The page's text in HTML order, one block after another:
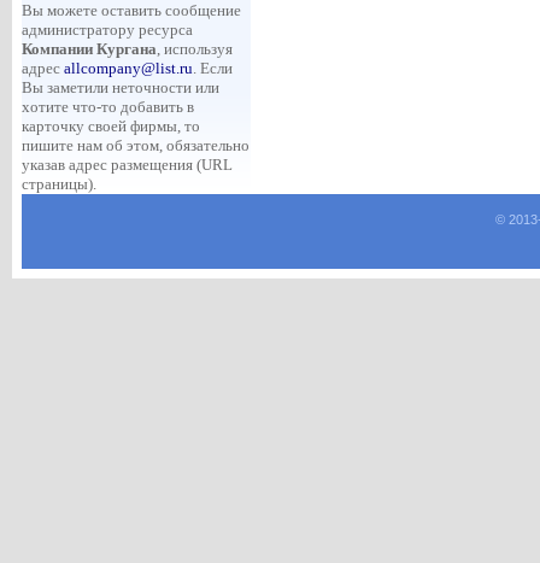
Вы можете оставить сообщение
администратору ресурса
Компании Кургана, используя
адрес allcompany@list.ru. Если
Вы заметили неточности или
хотите что-то добавить в
карточку своей фирмы, то
пишите нам об этом, обязательно
указав адрес размещения (URL
страницы).
©